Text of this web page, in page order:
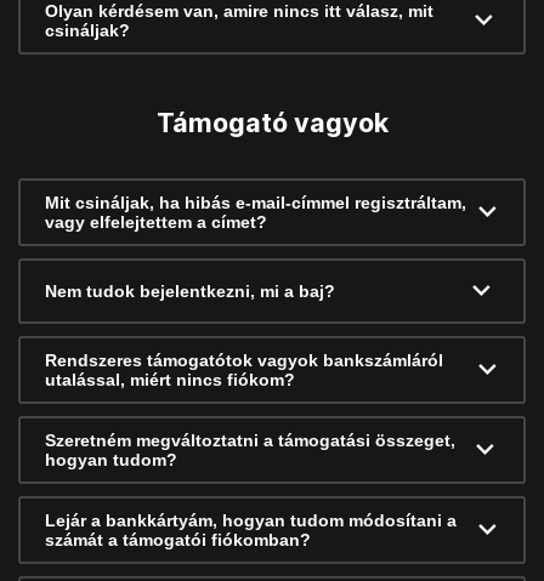
Olyan kérdésem van, amire nincs itt válasz, mit
csináljak?
Támogató vagyok
Mit csináljak, ha hibás e-mail-címmel regisztráltam,
vagy elfelejtettem a címet?
Nem tudok bejelentkezni, mi a baj?
Rendszeres támogatótok vagyok bankszámláról
utalással, miért nincs fiókom?
Szeretném megváltoztatni a támogatási összeget,
hogyan tudom?
Lejár a bankkártyám, hogyan tudom módosítani a
számát a támogatói fiókomban?